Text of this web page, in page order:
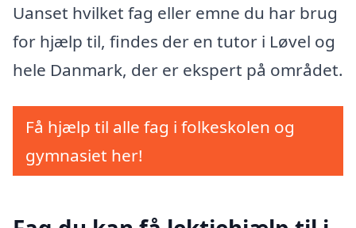
Uanset hvilket fag eller emne du har brug
for hjælp til, findes der en tutor i Løvel og
hele Danmark, der er ekspert på området.
Få hjælp til alle fag i folkeskolen og
gymnasiet her!